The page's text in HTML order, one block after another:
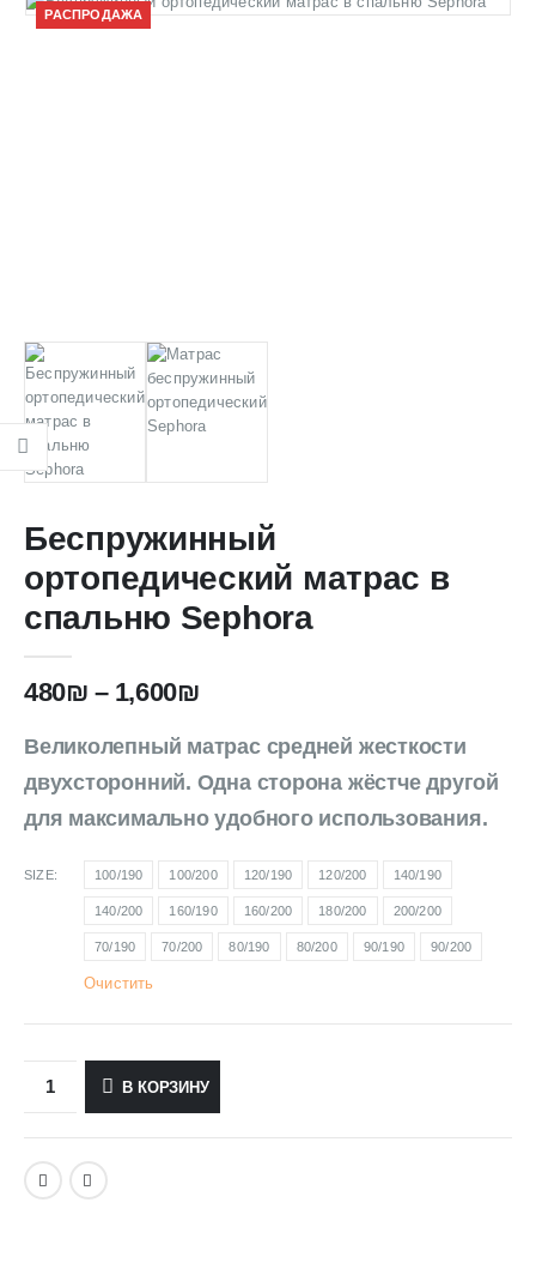
РАСПРОДАЖА
Беспружинный
ортопедический матрас в
спальню Sephora
480₪ – 1,600₪
Великолепный матрас средней жесткости
двухсторонний. Одна сторона жёстче другой
для максимально удобного использования.
SIZE 100/190 100/200 120/190 120/200 140/190
140/200 160/190 160/200 180/200 200/200
70/190 70/200 80/190 80/200 90/190 90/200
Очистить
В КОРЗИНУ